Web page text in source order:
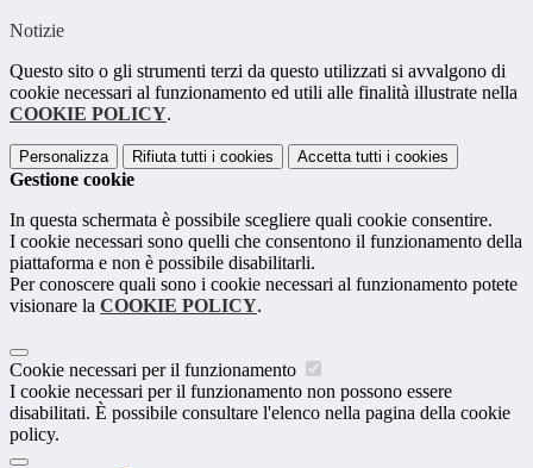
Notizie
Questo sito o gli strumenti terzi da questo utilizzati si avvalgono di
cookie necessari al funzionamento ed utili alle finalità illustrate nella
COOKIE POLICY.
Personalizza Rifiuta tutti i cookies Accetta tutti i cookies
Gestione cookie
In questa schermata è possibile scegliere quali cookie consentire.
I cookie necessari sono quelli che consentono il funzionamento della
piattaforma e non è possibile disabilitarli.
Per conoscere quali sono i cookie necessari al funzionamento potete
visionare la COOKIE POLICY.
Cookie necessari per il funzionamento
I cookie necessari per il funzionamento non possono essere
disabilitati. È possibile consultare l'elenco nella pagina della cookie
policy.